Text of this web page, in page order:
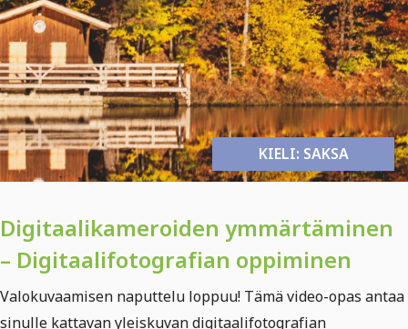
KIELI: SAKSA
Digitaalikameroiden ymmärtäminen
– Digitaalifotografian oppiminen
Valokuvaamisen naputtelu loppuu! Tämä video-opas antaa
sinulle kattavan yleiskuvan digitaalifotografian